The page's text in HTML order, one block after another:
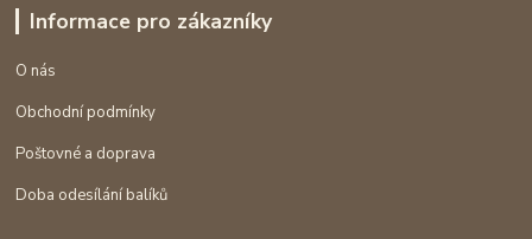
Informace pro zákazníky
O nás
Obchodní podmínky
Poštovné a doprava
Doba odesílání balíků